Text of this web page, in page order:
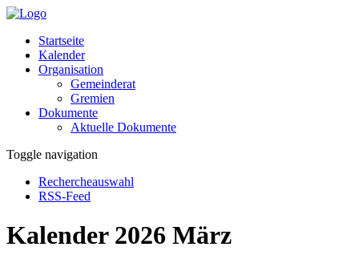
Startseite
Kalender
Organisation
Gemeinderat
Gremien
Dokumente
Aktuelle Dokumente
Toggle navigation
Rechercheauswahl
RSS-Feed
Kalender 2026 März